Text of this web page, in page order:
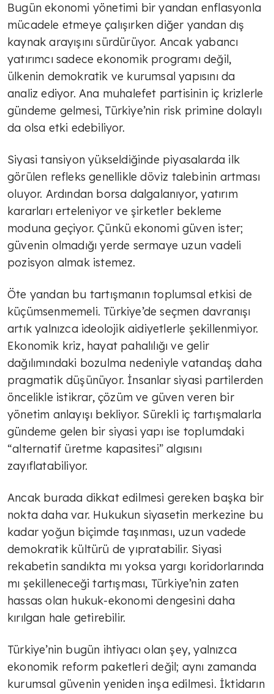
Bugün ekonomi yönetimi bir yandan enflasyonla
mücadele etmeye çalışırken diğer yandan dış
kaynak arayışını sürdürüyor. Ancak yabancı
yatırımcı sadece ekonomik programı değil,
ülkenin demokratik ve kurumsal yapısını da
analiz ediyor. Ana muhalefet partisinin iç krizlerle
gündeme gelmesi, Türkiye’nin risk primine dolaylı
da olsa etki edebiliyor.
Siyasi tansiyon yükseldiğinde piyasalarda ilk
görülen refleks genellikle döviz talebinin artması
oluyor. Ardından borsa dalgalanıyor, yatırım
kararları erteleniyor ve şirketler bekleme
moduna geçiyor. Çünkü ekonomi güven ister;
güvenin olmadığı yerde sermaye uzun vadeli
pozisyon almak istemez.
Öte yandan bu tartışmanın toplumsal etkisi de
küçümsenmemeli. Türkiye’de seçmen davranışı
artık yalnızca ideolojik aidiyetlerle şekillenmiyor.
Ekonomik kriz, hayat pahalılığı ve gelir
dağılımındaki bozulma nedeniyle vatandaş daha
pragmatik düşünüyor. İnsanlar siyasi partilerden
öncelikle istikrar, çözüm ve güven veren bir
yönetim anlayışı bekliyor. Sürekli iç tartışmalarla
gündeme gelen bir siyasi yapı ise toplumdaki
“alternatif üretme kapasitesi” algısını
zayıflatabiliyor.
Ancak burada dikkat edilmesi gereken başka bir
nokta daha var. Hukukun siyasetin merkezine bu
kadar yoğun biçimde taşınması, uzun vadede
demokratik kültürü de yıpratabilir. Siyasi
rekabetin sandıkta mı yoksa yargı koridorlarında
mı şekilleneceği tartışması, Türkiye’nin zaten
hassas olan hukuk-ekonomi dengesini daha
kırılgan hale getirebilir.
Türkiye’nin bugün ihtiyacı olan şey, yalnızca
ekonomik reform paketleri değil; aynı zamanda
kurumsal güvenin yeniden inşa edilmesi. İktidarın
TÜLİN YALMAN
Hazır mıyız, hayır!
TÜLİN YALMAN
Tarifeler
TÜLİN YALMAN
Şeker deyip geçme
TÜLİN YALMAN
Zorlu süreç
TÜLİN YALMAN
Geçici rahatlama mı çözüm mü?
TÜLİN YALMAN
İlham veren kadınlar
TÜLİN YALMAN
Traktörleri ile Selanik'te eylem
yapan çiftçiler hükümetten destek
taleplerini traktörleri ile…
TÜLİN YALMAN
Tarım geleceğe taşınır mı?
İsrail Fransa'nın holokost suçunu
unuttu mu?